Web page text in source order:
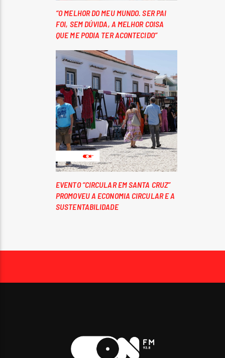
“O MELHOR DO MEU MUNDO. SER PAI
FOI, SEM DÚVIDA, A MELHOR COISA
QUE ME PODIA TER ACONTECIDO”
EVENTO “CIRCULAR EM SANTA CRUZ”
PROMOVEU A ECONOMIA CIRCULAR E A
SUSTENTABILIDADE